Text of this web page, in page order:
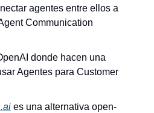
agentes entre ellos a
Communication
donde hacen una
Agentes para Customer
es una alternativa open-